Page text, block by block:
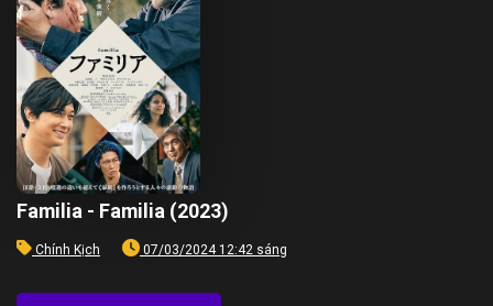
Familia - Familia (2023)
Chính Kịch 07/03/2024 12:42 sáng